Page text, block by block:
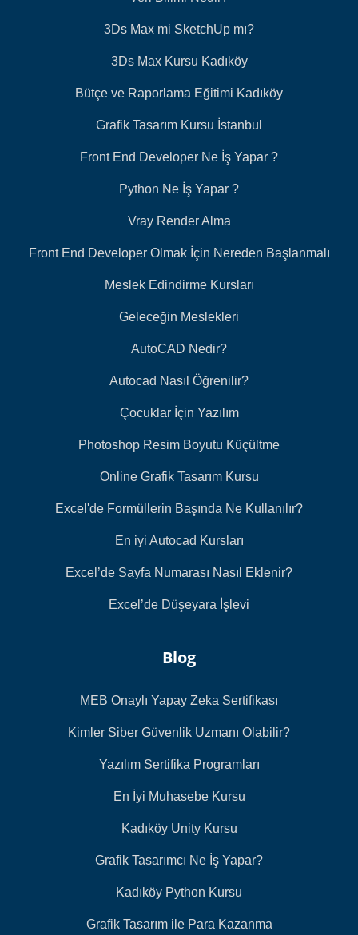
3Ds Max mi SketchUp mı?
3Ds Max Kursu Kadıköy
Bütçe ve Raporlama Eğitimi Kadıköy
Grafik Tasarım Kursu İstanbul
Front End Developer Ne İş Yapar ?
Python Ne İş Yapar ?
Vray Render Alma
Front End Developer Olmak İçin Nereden Başlanmalı
Meslek Edindirme Kursları
Geleceğin Meslekleri
AutoCAD Nedir?
Autocad Nasıl Öğrenilir?
Çocuklar İçin Yazılım
Photoshop Resim Boyutu Küçültme
Online Grafik Tasarım Kursu
Excel'de Formüllerin Başında Ne Kullanılır?
En iyi Autocad Kursları
Excel’de Sayfa Numarası Nasıl Eklenir?
Excel’de Düşeyara İşlevi
Blog
MEB Onaylı Yapay Zeka Sertifikası
Kimler Siber Güvenlik Uzmanı Olabilir?
Yazılım Sertifika Programları
En İyi Muhasebe Kursu
Kadıköy Unity Kursu
Grafik Tasarımcı Ne İş Yapar?
Kadıköy Python Kursu
Grafik Tasarım ile Para Kazanma